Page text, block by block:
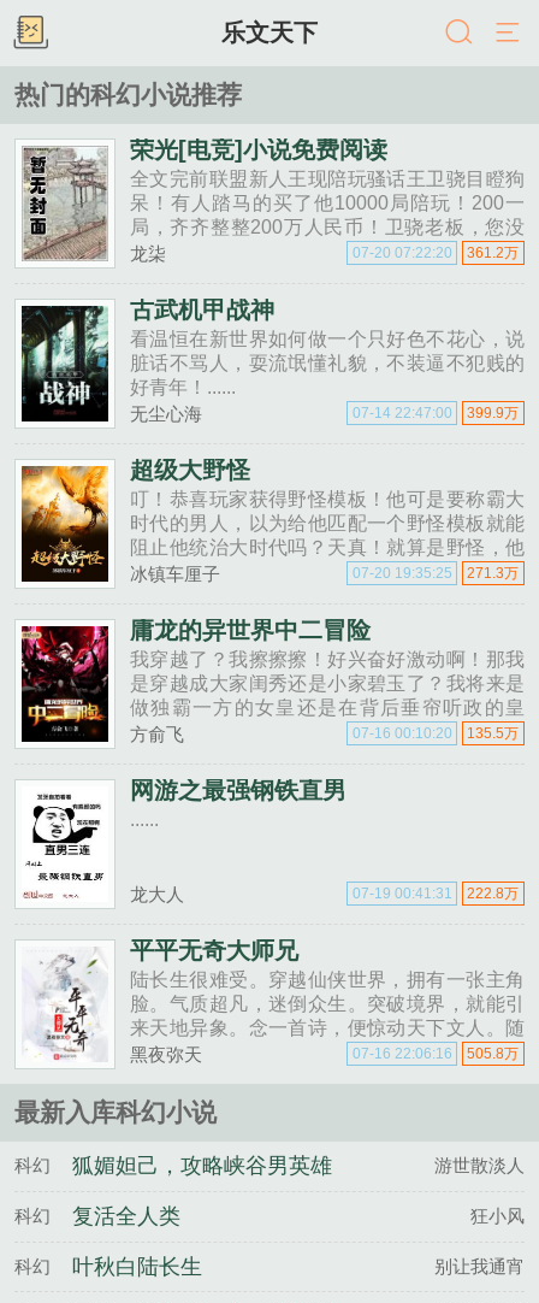
乐文天下
热门的科幻小说推荐
荣光[电竞]小说免费阅读
全文完前联盟新人王现陪玩骚话王卫骁目瞪狗
呆！有人踏马的买了他10000局陪玩！200一
局，齐齐整整200万人民币！卫骁老板，您没
数错零吧？没。您让我陪玩一万局？嗯。卫骁
龙柒 361.2万
07-20 07:22:20
古武机甲战神
看温恒在新世界如何做一个只好色不花心，说
脏话不骂人，耍流氓懂礼貌，不装逼不犯贱的
好青年！......
无尘心海 399.9万
07-14 22:47:00
超级大野怪
叮！恭喜玩家获得野怪模板！他可是要称霸大
时代的男人，以为给他匹配一个野怪模板就能
阻止他统治大时代吗？天真！就算是野怪，他
也是超级大野怪！玩家......
冰镇车厘子 271.3万
07-20 19:35:25
庸龙的异世界中二冒险
我穿越了？我擦擦擦！好兴奋好激动啊！那我
是穿越成大家闺秀还是小家碧玉了？我将来是
做独霸一方的女皇还是在背后垂帘听政的皇
后？啥？我不是人类？我是龙族？那也还
方俞飞 135.5万
07-16 00:10:20
网游之最强钢铁直男
......
龙大人 222.8万
07-19 00:41:31
平平无奇大师兄
陆长生很难受。穿越仙侠世界，拥有一张主角
脸。气质超凡，迷倒众生。突破境界，就能引
来天地异象。念一首诗，便惊动天下文人。随
便扯两句道德经庄子黄庭经，更是引来天花乱
下，坐骑不请自来，法宝十步一个......
黑夜弥天 505.8万
07-16 22:06:16
最新入库科幻小说
科幻 狐媚妲己，攻略峡谷男英雄 游世散淡人
科幻 复活全人类 狂小风
科幻 叶秋白陆长生 别让我通宵